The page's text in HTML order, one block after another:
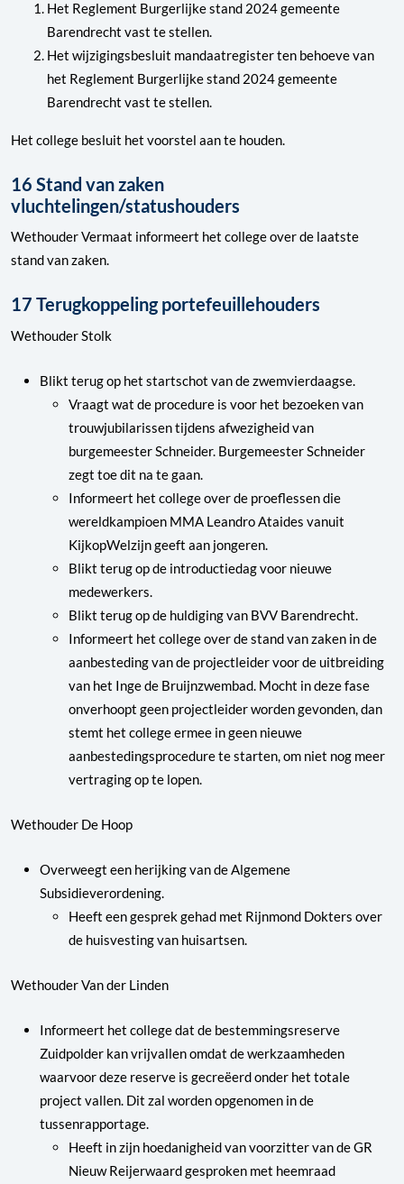
Het Reglement Burgerlijke stand 2024 gemeente
Barendrecht vast te stellen.
Het wijzigingsbesluit mandaatregister ten behoeve van
het Reglement Burgerlijke stand 2024 gemeente
Barendrecht vast te stellen.
Het college besluit het voorstel aan te houden.
16 Stand van zaken
vluchtelingen/statushouders
Wethouder Vermaat informeert het college over de laatste
stand van zaken.
17 Terugkoppeling portefeuillehouders
Wethouder Stolk
Blikt terug op het startschot van de zwemvierdaagse.
Vraagt wat de procedure is voor het bezoeken van
trouwjubilarissen tijdens afwezigheid van
burgemeester Schneider. Burgemeester Schneider
zegt toe dit na te gaan.
Informeert het college over de proeflessen die
wereldkampioen MMA Leandro Ataides vanuit
KijkopWelzijn geeft aan jongeren.
Blikt terug op de introductiedag voor nieuwe
medewerkers.
Blikt terug op de huldiging van BVV Barendrecht.
Informeert het college over de stand van zaken in de
aanbesteding van de projectleider voor de uitbreiding
van het Inge de Bruijnzwembad. Mocht in deze fase
onverhoopt geen projectleider worden gevonden, dan
stemt het college ermee in geen nieuwe
aanbestedingsprocedure te starten, om niet nog meer
vertraging op te lopen.
Wethouder De Hoop
Overweegt een herijking van de Algemene
Subsidieverordening.
Heeft een gesprek gehad met Rijnmond Dokters over
de huisvesting van huisartsen.
Wethouder Van der Linden
Informeert het college dat de bestemmingsreserve
Zuidpolder kan vrijvallen omdat de werkzaamheden
waarvoor deze reserve is gecreëerd onder het totale
project vallen. Dit zal worden opgenomen in de
tussenrapportage.
Heeft in zijn hoedanigheid van voorzitter van de GR
Nieuw Reijerwaard gesproken met heemraad